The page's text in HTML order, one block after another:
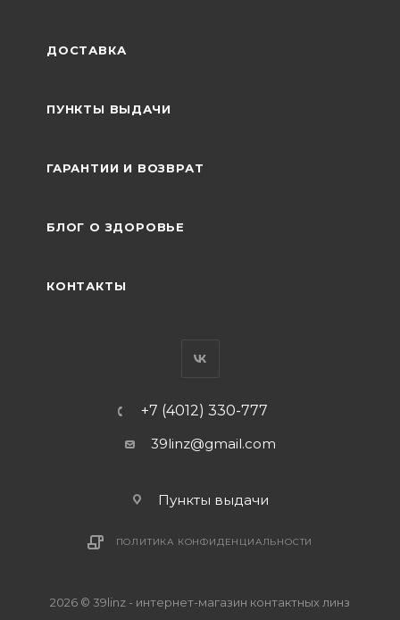
ДОСТАВКА
ПУНКТЫ ВЫДАЧИ
ГАРАНТИИ И ВОЗВРАТ
БЛОГ О ЗДОРОВЬЕ
КОНТАКТЫ
+7 (4012) 330-777
39linz@gmail.com
Пункты выдачи
ПОЛИТИКА КОНФИДЕНЦИАЛЬНОСТИ
2026 © 39linz - интернет-магазин контактных линз